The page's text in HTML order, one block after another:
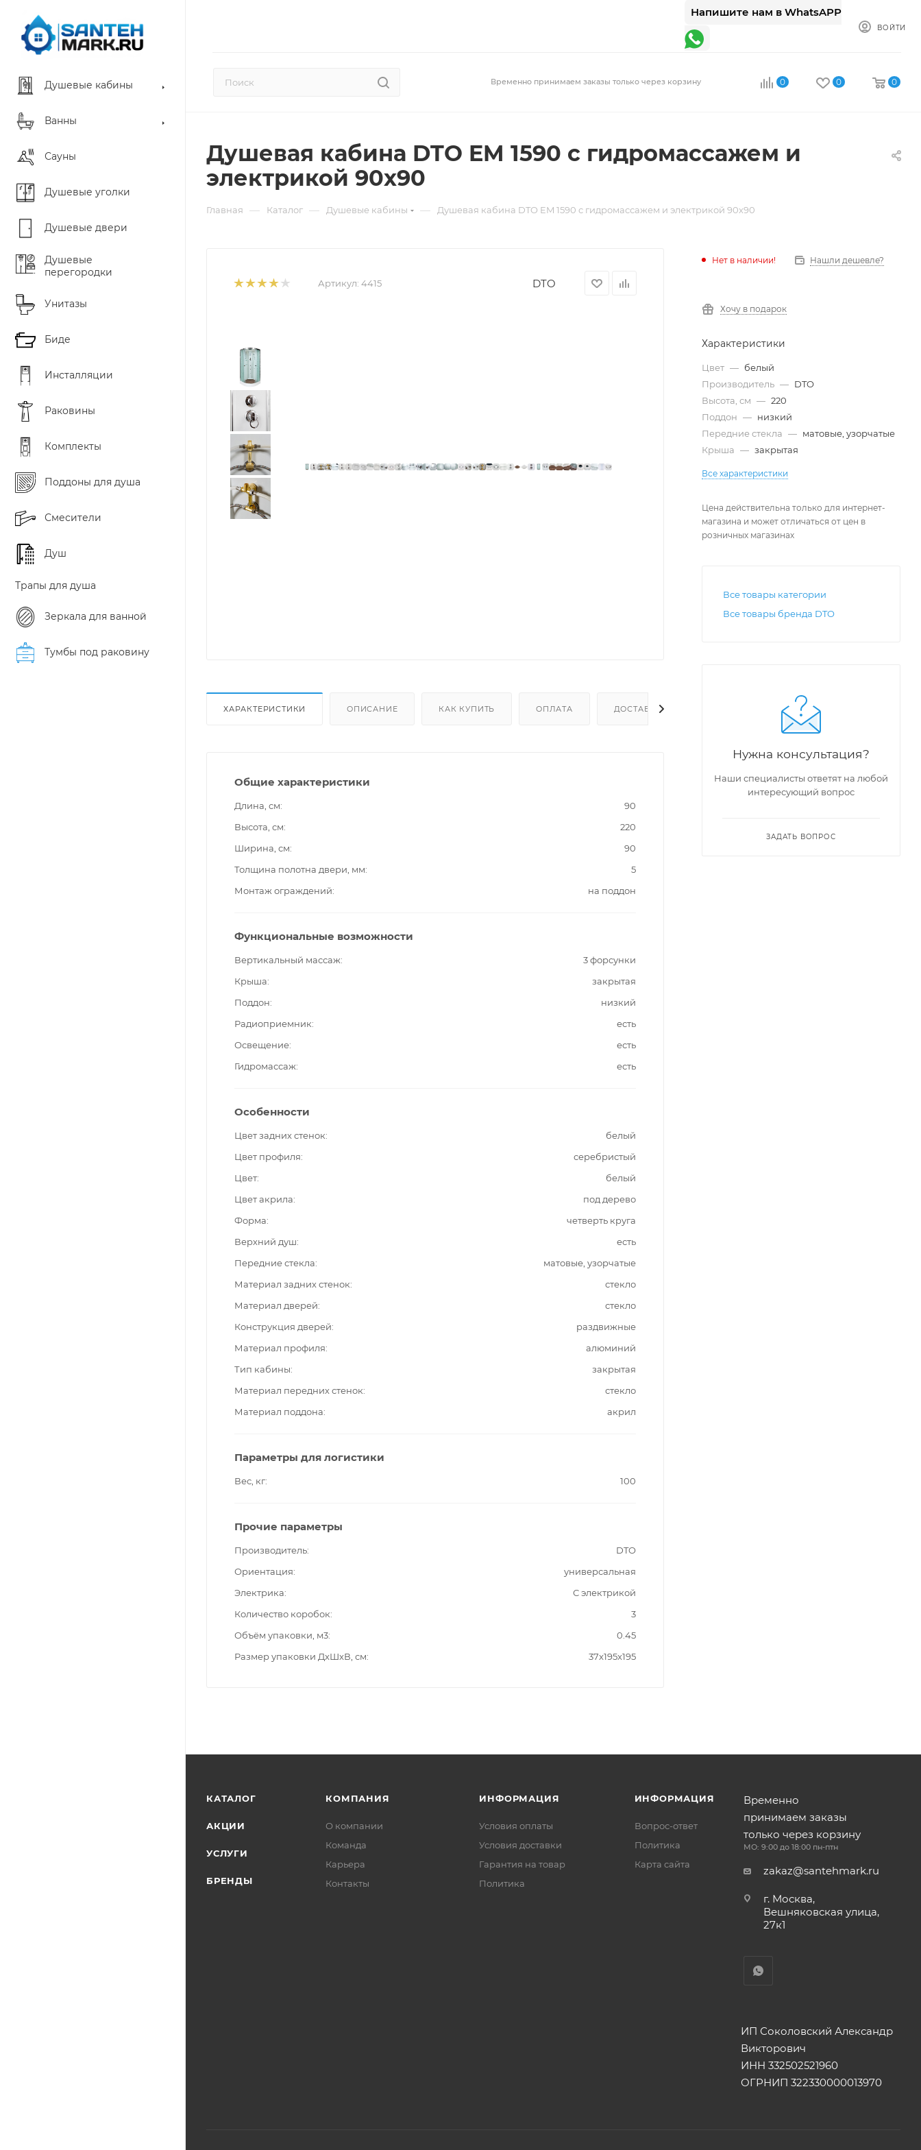
Напишите нам в WhatsAPP
ВОЙТИ
Временно принимаем заказы только через корзину 0 0 0
Душевые кабины
Ванны
Сауны
Душевые уголки
Душевые двери
Душевые
перегородки
Унитазы
Биде
Инсталляции
Раковины
Комплекты
Поддоны для душа
Смесители
Душ
Трапы для душа
Зеркала для ванной
Тумбы под раковину
Душевая кабина DTO EM 1590 с гидромассажем и
электрикой 90х90
Главная — Каталог — Душевые кабины — Душевая кабина DTO EM 1590 с гидромассажем и электрикой 90х90
Артикул: 4415 DTO
ХАРАКТЕРИСТИКИ ОПИСАНИЕ КАК КУПИТЬ ОПЛАТА ДОСТАВКА
Общие характеристики
Длина, см
90
Высота, см
220
Ширина, см
90
Толщина полотна двери, мм
5
Монтаж ограждений
на поддон
Функциональные возможности
Вертикальный массаж
3 форсунки
Крыша
закрытая
Поддон
низкий
Радиоприемник
есть
Освещение
есть
Гидромассаж
есть
Особенности
Цвет задних стенок
белый
Цвет профиля
серебристый
Цвет
белый
Цвет акрила
под дерево
Форма
четверть круга
Верхний душ
есть
Передние стекла
матовые, узорчатые
Материал задних стенок
стекло
Материал дверей
стекло
Конструкция дверей
раздвижные
Материал профиля
алюминий
Тип кабины
закрытая
Материал передних стенок
стекло
Материал поддона
акрил
Параметры для логистики
Вес, кг 100
Прочие параметры
Производитель
DTO
Ориентация
универсальная
Электрика
С электрикой
Количество коробок
3
Объём упаковки, м3
0.45
Размер упаковки ДxШxВ, см
37x195x195
Нет в наличии! Нашли дешевле?
Хочу в подарок
Характеристики
Цвет — белый
Производитель — DTO
Высота, см — 220
Поддон — низкий
Передние стекла — матовые, узорчатые
Крыша — закрытая
Все характеристики
Цена действительна только для интернет-
магазина и может отличаться от цен в
розничных магазинах
Все товары категории
Все товары бренда DTO
Нужна консультация?
Наши специалисты ответят на любой
интересующий вопрос
ЗАДАТЬ ВОПРОС
КАТАЛОГ
АКЦИИ
УСЛУГИ
БРЕНДЫ
КОМПАНИЯ
О компании
Команда
Карьера
Контакты
ИНФОРМАЦИЯ
Условия оплаты
Условия доставки
Гарантия на товар
Политика
ИНФОРМАЦИЯ
Вопрос-ответ
Политика
Карта сайта
Временно
принимаем заказы
только через корзину
МО: 9:00 до 18:00 пн-птн
zakaz@santehmark.ru
г. Москва,
Вешняковская улица,
27к1
ИП Соколовский Александр
Викторович
ИНН 332502521960
ОГРНИП 322330000013970